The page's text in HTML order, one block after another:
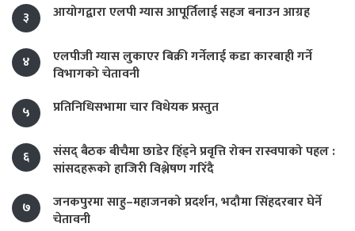
३
आयोगद्वारा एलपी ग्यास आपूर्तिलाई सहज बनाउन आग्रह
४
एलपीजी ग्यास लुकाएर बिक्री गर्नेलाई कडा कारबाही गर्ने
विभागको चेतावनी
५
प्रतिनिधिसभामा चार विधेयक प्रस्तुत
६
संसद् बैठक बीचैमा छाडेर हिँड्ने प्रवृत्ति रोक्न रास्वपाको पहल :
सांसदहरूको हाजिरी विश्लेषण गरिँदै
७
जनकपुरमा साहु–महाजनको प्रदर्शन, भदौमा सिंहदरबार घेर्ने
चेतावनी